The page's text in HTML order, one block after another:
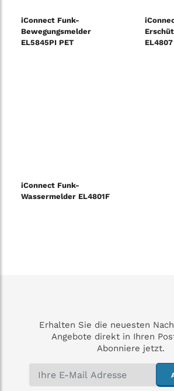
iConnect Funk-
Bewegungsmelder
EL5845PI PET
EL4807
iConnect Funk-
Wassermelder EL4801F
Erhalten Sie die neuesten
Angebote direkt in Ihren
Abonniere jetzt.